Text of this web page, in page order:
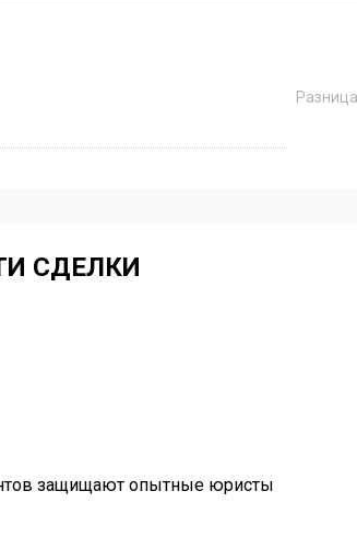
Разница
СДЕЛКИ
защищают опытные юристы